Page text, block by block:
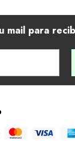
mail para